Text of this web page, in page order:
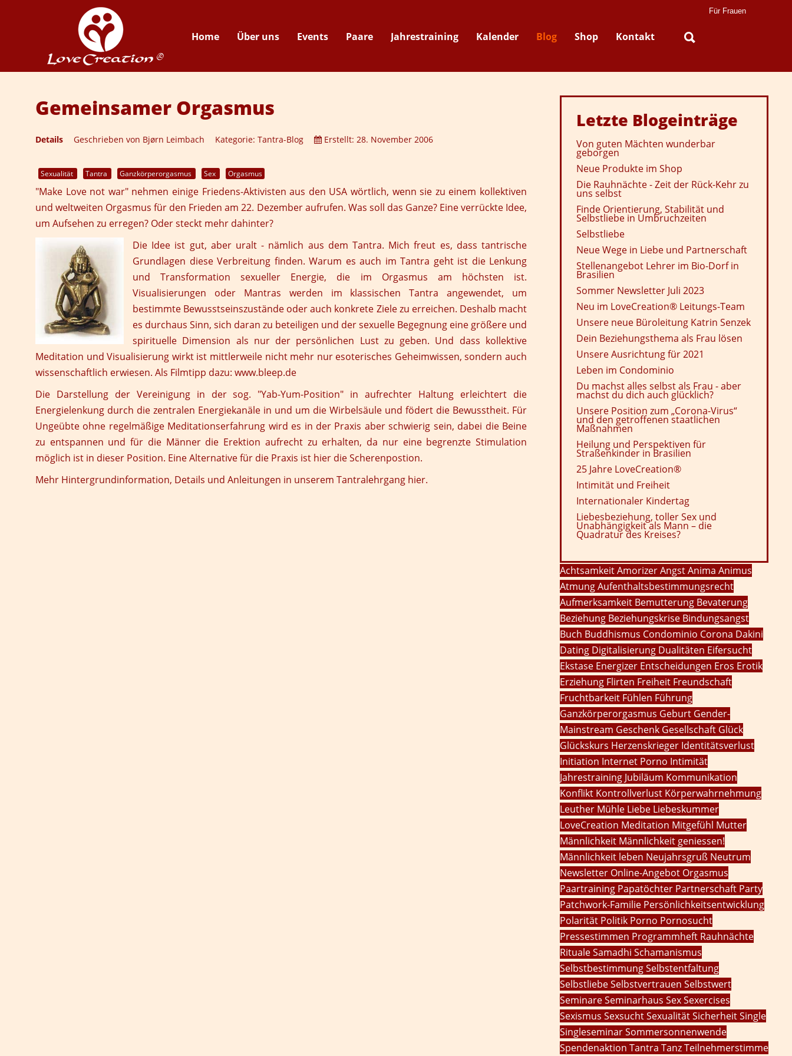
Für Frauen
Home Über uns Events Paare Jahrestraining Kalender Blog Shop Kontakt
Suche
Gemeinsamer Orgasmus
Details Geschrieben von Bjørn Leimbach Kategorie: Tantra-Blog Erstellt: 28. November 2006
Sexualität Tantra Ganzkörperorgasmus Sex Orgasmus
"Make Love not war" nehmen einige Friedens-Aktivisten aus den USA wörtlich, wenn sie zu einem kollektiven
und weltweiten Orgasmus für den Frieden am 22. Dezember aufrufen. Was soll das Ganze? Eine verrückte Idee,
um Aufsehen zu erregen? Oder steckt mehr dahinter?
Die Idee ist gut, aber uralt - nämlich aus dem Tantra. Mich freut es, dass tantrische
Grundlagen diese Verbreitung finden. Warum es auch im Tantra geht ist die Lenkung
und Transformation sexueller Energie, die im Orgasmus am höchsten ist.
Visualisierungen oder Mantras werden im klassischen Tantra angewendet, um
bestimmte Bewusstseinszustände oder auch konkrete Ziele zu erreichen. Deshalb macht
es durchaus Sinn, sich daran zu beteiligen und der sexuelle Begegnung eine größere und
spirituelle Dimension als nur der persönlichen Lust zu geben. Und dass kollektive
Meditation und Visualisierung wirkt ist mittlerweile nicht mehr nur esoterisches Geheimwissen, sondern auch
wissenschaftlich erwiesen. Als Filmtipp dazu: www.bleep.de
Die Darstellung der Vereinigung in der sog. "Yab-Yum-Position" in aufrechter Haltung erleichtert die
Energielenkung durch die zentralen Energiekanäle in und um die Wirbelsäule und födert die Bewusstheit. Für
Ungeübte ohne regelmäßige Meditationserfahrung wird es in der Praxis aber schwierig sein, dabei die Beine
zu entspannen und für die Männer die Erektion aufrecht zu erhalten, da nur eine begrenzte Stimulation
möglich ist in dieser Position. Eine Alternative für die Praxis ist hier die Scherenpostion.
Mehr Hintergrundinformation, Details und Anleitungen in unserem Tantralehrgang hier.
Letzte Blogeinträge
Von guten Mächten wunderbar
geborgen
Neue Produkte im Shop
Die Rauhnächte - Zeit der Rück-Kehr zu
uns selbst
Finde Orientierung, Stabilität und
Selbstliebe in Umbruchzeiten
Selbstliebe
Neue Wege in Liebe und Partnerschaft
Stellenangebot Lehrer im Bio-Dorf in
Brasilien
Sommer Newsletter Juli 2023
Neu im LoveCreation® Leitungs-Team
Unsere neue Büroleitung Katrin Senzek
Dein Beziehungsthema als Frau lösen
Unsere Ausrichtung für 2021
Leben im Condominio
Du machst alles selbst als Frau - aber
machst du dich auch glücklich?
Unsere Position zum „Corona-Virus“
und den getroffenen staatlichen
Maßnahmen
Heilung und Perspektiven für
Straßenkinder in Brasilien
25 Jahre LoveCreation®
Intimität und Freiheit
Internationaler Kindertag
Liebesbeziehung, toller Sex und
Unabhängigkeit als Mann – die
Quadratur des Kreises?
AchtsamkeitAmorizerAngstAnima Animus
AtmungAufenthaltsbestimmungsrecht
Aufmerksamkeit Bemutterung Bevaterung
Beziehung Beziehungskrise Bindungsangst
Buch Buddhismus Condominio Corona Dakini
Dating Digitalisierung Dualitäten Eifersucht
Ekstase Energizer Entscheidungen Eros Erotik
Erziehung Flirten Freiheit Freundschaft
Fruchtbarkeit Fühlen Führung
Ganzkörperorgasmus Geburt Gender-
Mainstream Geschenk Gesellschaft Glück
Glückskurs Herzenskrieger Identitätsverlust
Initiation Internet Porno Intimität
Jahrestraining Jubiläum Kommunikation
Konflikt Kontrollverlust Körperwahrnehmung
Leuther Mühle Liebe Liebeskummer
LoveCreation Meditation Mitgefühl Mutter
Männlichkeit Männlichkeit geniessen!
Männlichkeit leben Neujahrsgruß Neutrum
Newsletter Online-Angebot Orgasmus
Paartraining Papatöchter Partnerschaft Party
Patchwork-Familie Persönlichkeitsentwicklung
Polarität Politik Porno Pornosucht
Pressestimmen Programmheft Rauhnächte
RitualeSamadhi Schamanismus
SelbstbestimmungSelbstentfaltung
SelbstliebeSelbstvertrauen Selbstwert
SeminareSeminarhaus SexSexercises
Sexismus SexsuchtSexualitätSicherheitSingle
SingleseminarSommersonnenwende
Spendenaktion Tantra TanzTeilnehmerstimme